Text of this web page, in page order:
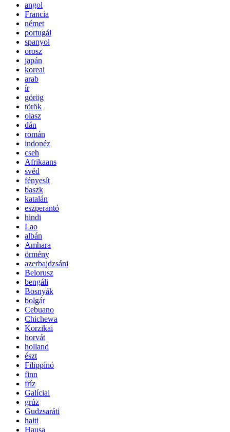
angol
Francia
német
portugál
spanyol
orosz
japán
koreai
arab
ír
görög
török
olasz
dán
román
indonéz
cseh
Afrikaans
svéd
fényesít
baszk
katalán
eszperantó
hindi
Lao
albán
Amhara
örmény
azerbajdzsáni
Belorusz
bengáli
Bosnyák
bolgár
Cebuano
Chichewa
Korzikai
horvát
holland
észt
Filippínó
finn
fríz
Galíciai
grúz
Gudzsaráti
haiti
Hausa